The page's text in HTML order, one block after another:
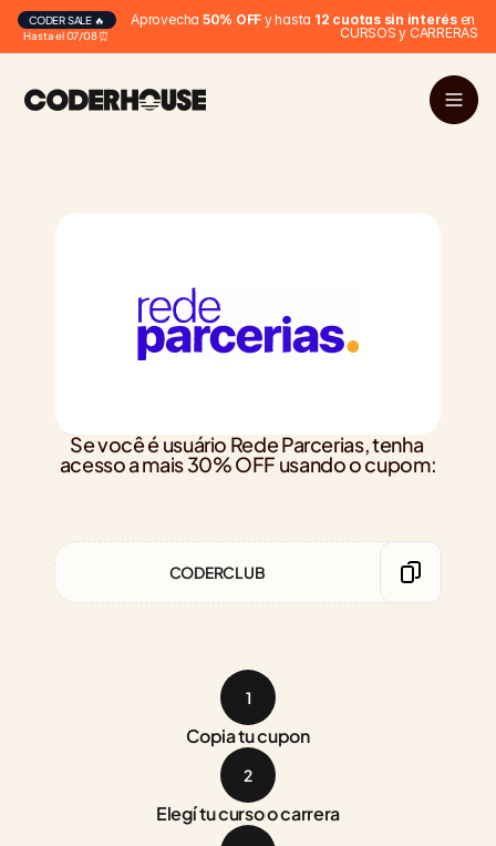
Hasta el 07/08 ⏰
CODER SALE 🔥 Aprovecha 50% OFF y hasta 12 cuotas sin interés en
CURSOS y CARRERAS
Se você é usuário Rede Parcerias, tenha
acesso a mais 30% OFF usando o cupom:
CODERCLUB
1
Copia tu cupon
2
Elegí tu curso o carrera